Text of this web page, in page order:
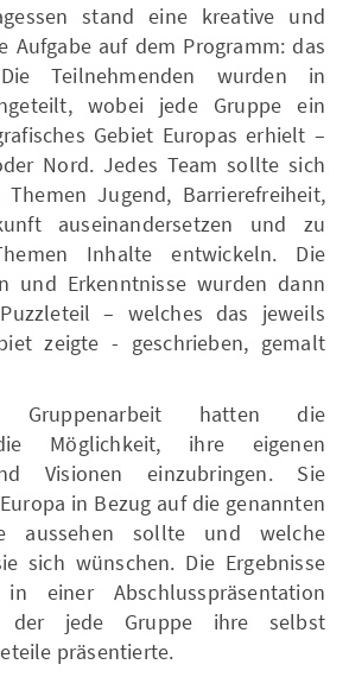
stand eine kreative und
Aufgabe auf dem Programm: das
Die Teilnehmenden wurden in
wobei jede Gruppe ein
Gebiet Europas erhielt –
Nord. Jedes Team sollte sich
Jugend, Barrierefreiheit,
auseinandersetzen und zu
Inhalte entwickeln. Die
und Erkenntnisse wurden dann
– welches das jeweils
zeigte - geschrieben, gemalt
Gruppenarbeit hatten die
Möglichkeit, ihre eigenen
Visionen einzubringen. Sie
in Bezug auf die genannten
aussehen sollte und welche
sich wünschen. Die Ergebnisse
einer Abschlusspräsentation
der jede Gruppe ihre selbst
präsentierte.